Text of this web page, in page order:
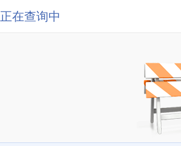
正在查询中